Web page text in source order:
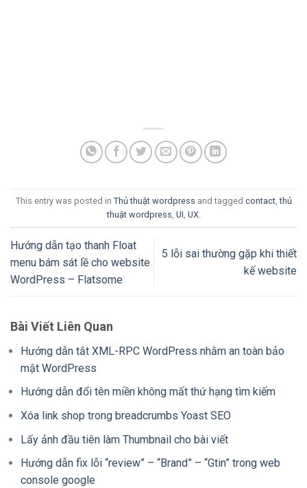
This entry was posted in Thủ thuật wordpress and tagged contact,thủ
thuật wordpress UI UX.
Hướng dẫn tạo thanh Float
menu bám sát lề cho website
WordPress – Flatsome
5 lỗi sai thường gặp khi thiết
kế website
Bài Viết Liên Quan
Hướng dẫn tắt XML-RPC WordPress nhằm an toàn bảo
mật WordPress
Hướng dẫn đổi tên miền không mất thứ hạng tìm kiếm
Xóa link shop trong breadcrumbs Yoast SEO
Lấy ảnh đầu tiên làm Thumbnail cho bài viết
Hướng dẫn fix lỗi “review” – “Brand” – “Gtin” trong web
console google